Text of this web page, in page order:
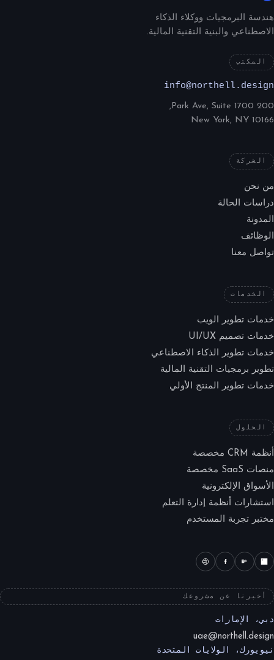
هندسة البرمجيات ووكلاء الذكاء
الاصطناعي والبنية التقنية المالية.
المكتب
info@northell.design
200 Park Ave, Suite 1700,
New York, NY 10166
الشركة
من نحن
دراسات الحالة
المدونة
الوظائف
تواصل معنا
الخدمات
خدمات تطوير الويب
خدمات تصميم UI/UX
خدمات تطوير الذكاء الاصطناعي
تطوير برمجيات التقنية المالية
خدمات تطوير المنتج الأولي
الحلول
أنظمة CRM مخصصة
منصات SaaS مخصصة
الأسواق الإلكترونية
استشارات أنظمة إدارة التعلم
مختبر تجربة المستخدم
أخبرنا عن مشروعك
دبي، الإمارات
uae@northell.design
نيويورك، الولايات المتحدة